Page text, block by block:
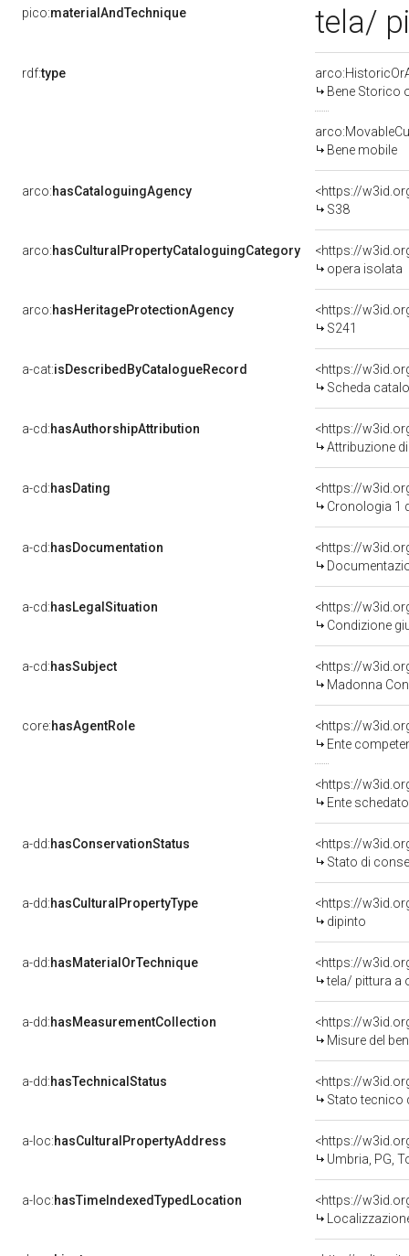
pico:materialAndTechnique tela/
rdf:type
Bene Storico
Bene mobile
arco:hasCataloguingAgency
<https://
S38
arco:hasCulturalPropertyCataloguingCategory
<https://
opera isolata
arco:hasHeritageProtectionAgency
<https://
S241
a-cat:isDescribedByCatalogueRecord
<https://
Scheda
a-cd:hasAuthorshipAttribution
Attribuzione
a-cd:hasDating
<https://
Cronologia 1
a-cd:hasDocumentation
a-cd:hasLegalSituation
Condizione
a-cd:hasSubject
<https://
Madonna
core:hasAgentRole
<https://
Ente
<https://
Ente schedatore del
a-dd:hasConservationStatus
<https://
Stato di
a-dd:hasCulturalPropertyType
<https://
dipinto
a-dd:hasMaterialOrTechnique
<https://
tela/ pittura a
a-dd:hasMeasurementCollection
<https://
Misure del
a-dd:hasTechnicalStatus
<https://
Stato tecnico
a-loc:hasCulturalPropertyAddress
<https://
Umbria, PG,
a-loc:hasTimeIndexedTypedLocation
<https://